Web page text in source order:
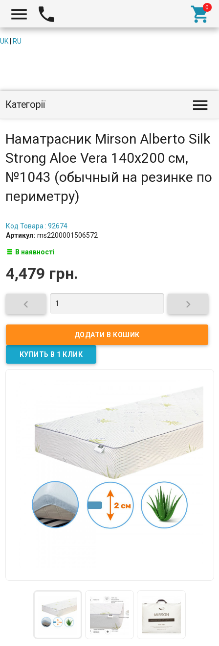
  
UK RU
Категорії 
Наматрасник Mirson Alberto Silk
Strong Aloe Vera 140x200 см,
№1043 (обычный на резинке по
периметру)
Код Товара : 92674
Артикул: ms2200001506572
В наявності
4,479 грн.
 